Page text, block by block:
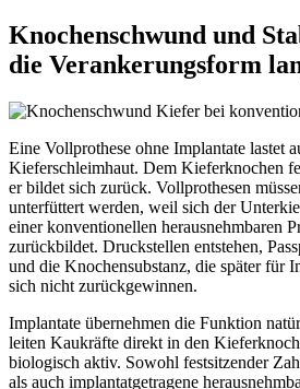
Knochenschwund und
die Verankerungsform
Eine Vollprothese ohne Implantate lastet
Kieferschleimhaut. Dem Kieferknochen
er bildet sich zurück. Vollprothesen
unterfüttert werden, weil sich der
einer konventionellen herausnehmbaren
zurückbildet. Druckstellen entstehen,
und die Knochensubstanz, die später für
sich nicht zurückgewinnen.
Implantate übernehmen die Funktion
leiten Kaukräfte direkt in den
biologisch aktiv. Sowohl festsitzender
als auch implantatgetragene